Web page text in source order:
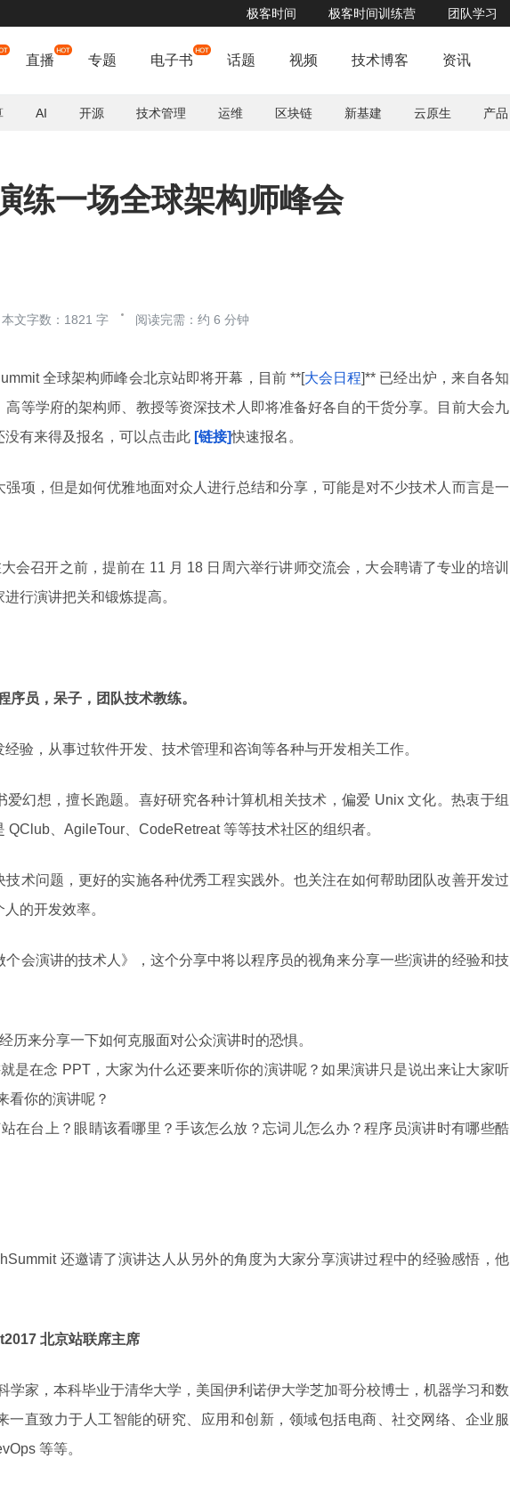
极客时间 极客时间训练营 团队学习
PCon全球产品创新大会即将开幕，抢占最后的交流席位！
直播 专题 电子书 话题 视频 技术博客 资讯
AI 开源 技术管理 运维 区块链 新基建 云原生 产品
练一场全球架构师峰会
本文字数：1821 字 阅读完需：约 6 分钟
全球架构师峰会北京站即将开幕，目前 **[大会日程]** 已经出炉，来自各知
高等学府的架构师、教授等资深技术人即将准备好各自的干货分享。目前大会九
有来得及报名，可以点击此 [链接]快速报名。
强项，但是如何优雅地面对众人进行总结和分享，可能是对不少技术人而言是一
会召开之前，提前在 11 月 18 日周六举行讲师交流会，大会聘请了专业的培训
行演讲把关和锻炼提高。
序员，呆子，团队技术教练。
验，从事过软件开发、技术管理和咨询等各种与开发相关工作。
爱幻想，擅长跑题。喜好研究各种计算机相关技术，偏爱 Unix 文化。热衷于组
QClub、AgileTour、CodeRetreat 等等技术社区的组织者。
技术问题，更好的实施各种优秀工程实践外。也关注在如何帮助团队改善开发过
的开发效率。
个会演讲的技术人》，这个分享中将以程序员的视角来分享一些演讲的经验和技
历来分享一下如何克服面对公众演讲时的恐惧。
是在念 PPT，大家为什么还要来听你的演讲呢？如果演讲只是说出来让大家听
看你的演讲呢？
在台上？眼睛该看哪里？手该怎么放？忘词儿怎么办？程序员演讲时有哪些酷
还邀请了演讲达人从另外的角度为大家分享演讲过程中的经验感悟，他
北京站联席主席
学家，本科毕业于清华大学，美国伊利诺伊大学芝加哥分校博士，机器学习和数
一直致力于人工智能的研究、应用和创新，领域包括电商、社交网络、企业服
等等。